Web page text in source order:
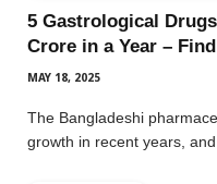
5 Gastrological
Crore in a Year –
MAY 18, 2025
The Bangladeshi
growth in recent years,